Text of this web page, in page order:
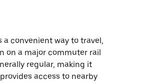
a convenient way to travel,
on a major commuter rail
regular, making it
access to nearby